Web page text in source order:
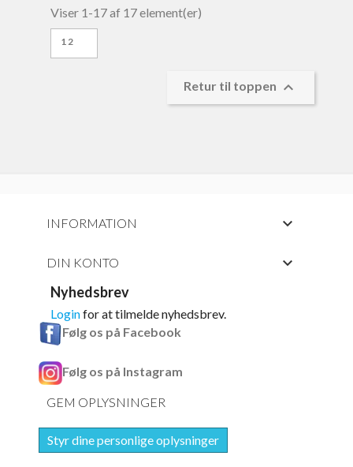
Viser 1-17 af 17 element(er)
12
Retur til toppen 
INFORMATION 
DIN KONTO 
Nyhedsbrev
Loginfor at tilmelde nyhedsbrev.
Følg os på Facebook
Følg os på Instagram
GEM OPLYSNINGER
Styr dine personlige oplysninger